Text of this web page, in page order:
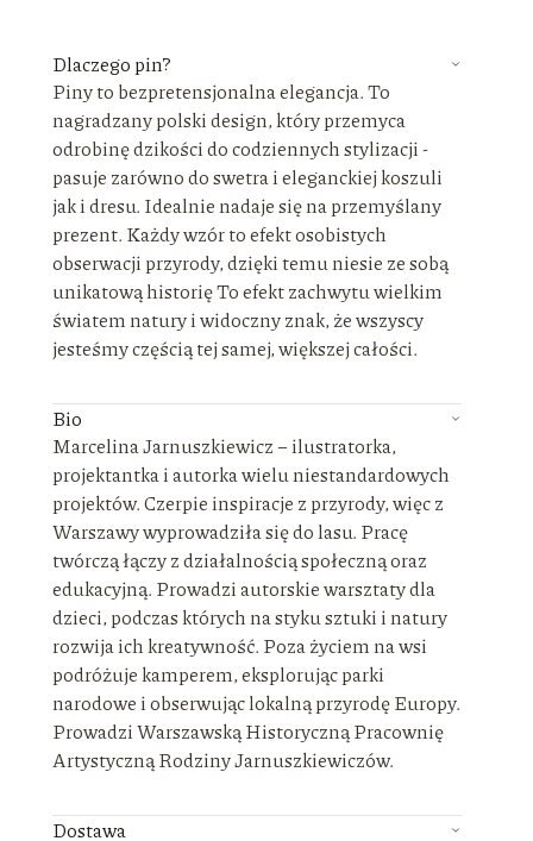
Dlaczego pin?
Piny to bezpretensjonalna elegancja. To
nagradzany polski design, który przemyca
odrobinę dzikości do codziennych stylizacji -
pasuje zarówno do swetra i eleganckiej koszuli
jak i dresu. Idealnie nadaje się na przemyślany
prezent. Każdy wzór to efekt osobistych
obserwacji przyrody, dzięki temu niesie ze sobą
unikatową historię To efekt zachwytu wielkim
światem natury i widoczny znak, że wszyscy
jesteśmy częścią tej samej, większej całości.
Bio
Marcelina Jarnuszkiewicz – ilustratorka,
projektantka i autorka wielu niestandardowych
projektów. Czerpie inspiracje z przyrody, więc z
Warszawy wyprowadziła się do lasu. Pracę
twórczą łączy z działalnością społeczną oraz
edukacyjną. Prowadzi autorskie warsztaty dla
dzieci, podczas których na styku sztuki i natury
rozwija ich kreatywność. Poza życiem na wsi
podróżuje kamperem, eksplorując parki
narodowe i obserwując lokalną przyrodę Europy.
Prowadzi Warszawską Historyczną Pracownię
Artystyczną Rodziny Jarnuszkiewiczów.
Dostawa